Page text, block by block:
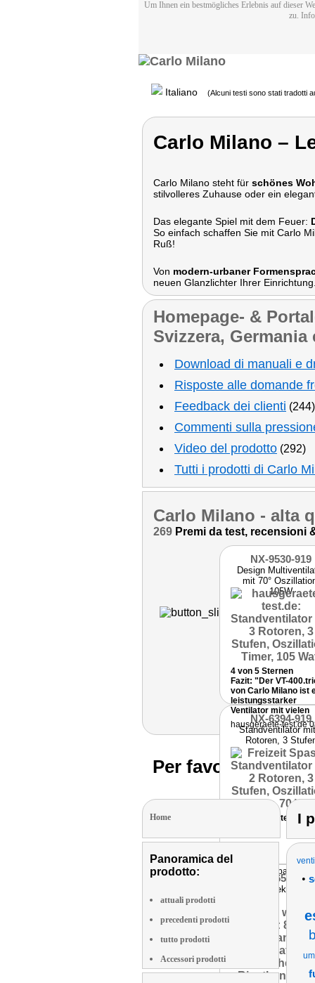
Um Ihnen ein bestmögliches Erlebnis auf dieser
zu.
Italiano (Alcuni testi sono stati tradotti
Carlo Milano –
Carlo Milano steht für schönes
stilvolleres Zuhause oder ein
Das elegante Spiel mit dem Feuer:
So einfach schaffen Sie mit Carlo
Ruß!
Von modern-urbaner
neuen Glanzlichter Ihrer Einrichtung.
Homepage- &
Svizzera, Germania
Download di manuali e
Risposte alle domande
Feedback dei clienti (244)
Commenti sulla
Video del prodotto (292)
Tutti i prodotti di Carlo
Carlo Milano - alta
269 Premi da test, recensioni
NX-9530-919
Design
mit 70°
105W
4 von 5 Sternen
Fazit: "Der VT-
von Carlo Milano ist
leistungsstarker
Ventilator mit vielen
der auch in größeren
Räumen Kühlung
verschafft."
hausgeraete-test.de
NX-6394-919
Standventilator
Rotoren, 3
Produktvorstellung
Freizeit Spass 25/20
NC-9659-919
Feuerdekoration
Per favore, scegli
Home
Panoramica del
prodotto:
attuali prodotti
precedenti prodotti
tutto prodotti
Accessori prodotti
I
•